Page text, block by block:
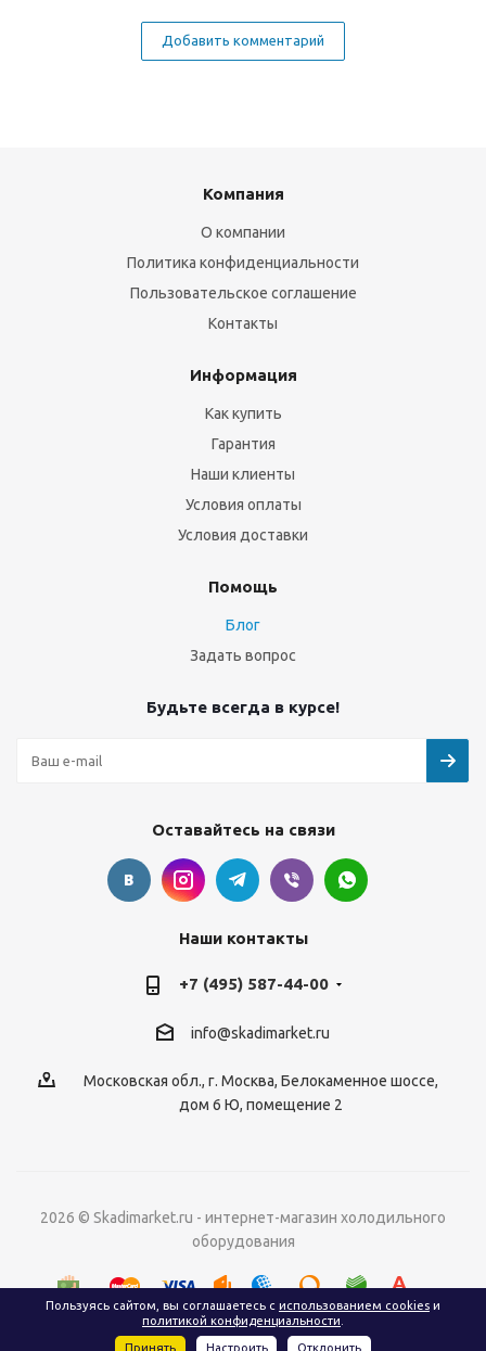
Пользуясь сайтом, вы соглашаетесь с использованием cookies и
политикой конфиденциальности
Принять Настроить Отклонить
Добавить комментарий
Компания
О компании
Политика конфиденциальности
Пользовательское соглашение
Контакты
Информация
Как купить
Гарантия
Наши клиенты
Условия оплаты
Условия доставки
Помощь
Блог
Задать вопрос
Будьте всегда в курсе!
Оставайтесь на связи
Наши контакты
+7 (495) 587-44-00
info@skadimarket.ru
Московская обл., г. Москва, Белокаменное шоссе,
дом 6 Ю, помещение 2
2026 © Skadimarket.ru - интернет-магазин холодильного
оборудования